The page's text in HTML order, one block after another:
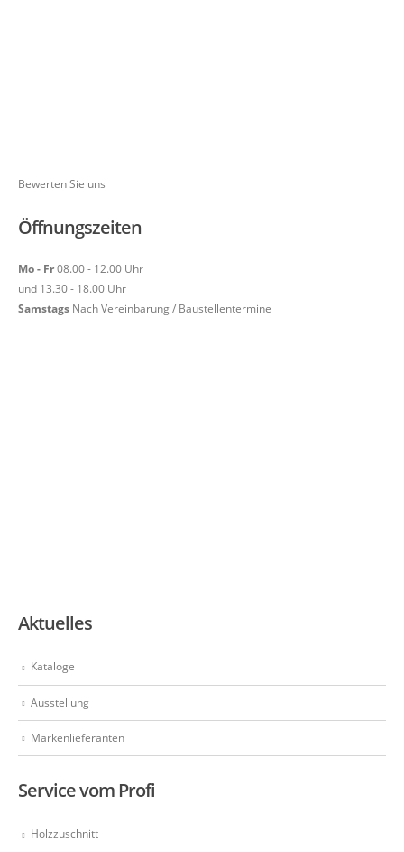
Bewerten Sie uns
Öffnungszeiten
Mo - Fr08.00 - 12.00 Uhr
und 13.30 - 18.00 Uhr
Samstags Nach Vereinbarung / Baustellentermine
Aktuelles
Kataloge
Ausstellung
Markenlieferanten
Service vom Profi
Holzzuschnitt